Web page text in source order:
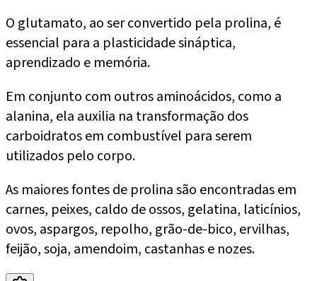
O glutamato, ao ser convertido pela prolina, é
essencial para a plasticidade sináptica,
aprendizado e memória.
Em conjunto com outros aminoácidos, como a
alanina, ela auxilia na transformação dos
carboidratos em combustível para serem
utilizados pelo corpo.
As maiores fontes de prolina são encontradas em
carnes, peixes, caldo de ossos, gelatina, laticínios,
ovos, aspargos, repolho, grão-de-bico, ervilhas,
feijão, soja, amendoim, castanhas e nozes.